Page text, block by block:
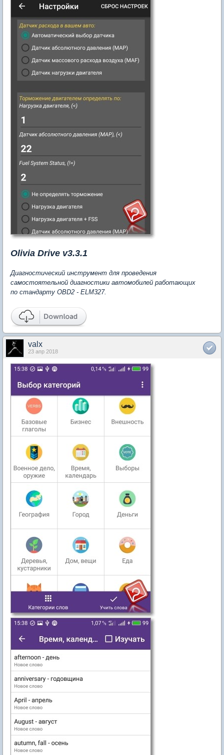
Olivia Drive v3.3.1
Диагностический инструмент для проведения
самостоятельной диагностики автомобилей работающих
по стандарту OBD2 - ELM327.
valx
23 апр 2018